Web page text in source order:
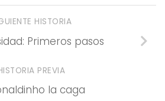
HISTORIA
Primeros pasos
PREVIA
la caga